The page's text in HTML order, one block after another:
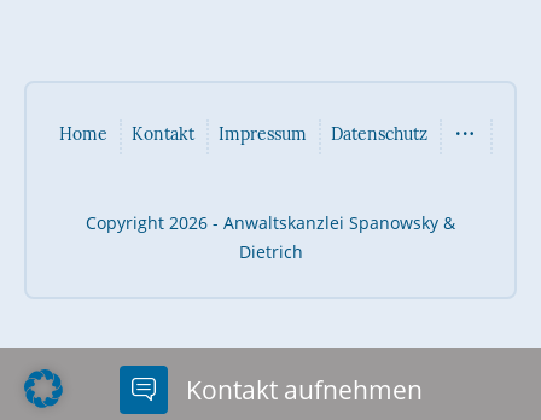
Home Kontakt Impressum Datenschutz
Copyright 2026 - Anwaltskanzlei Spanowsky &
Dietrich
Kontakt aufnehmen